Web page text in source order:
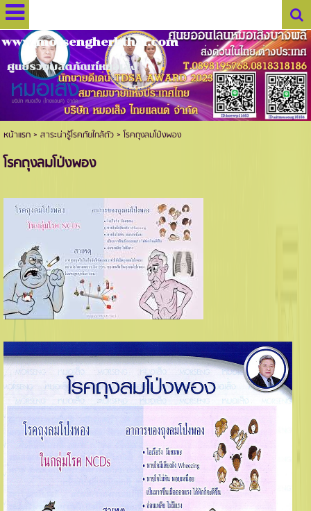
www.morsengherbthai.com
ศูนย์รวมผลิตภัณฑ์หมอเส็ง
หน้าแรก> สาระน่ารู้โรคภัยใกล้ตัว>โรคถุงลมโป่งพอง
โรคถุงลมโป่งพอง